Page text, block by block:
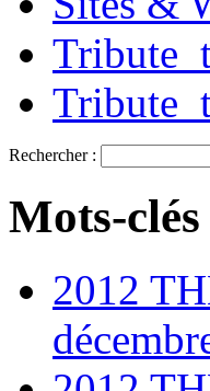
Rechercher :
Mots-
2012